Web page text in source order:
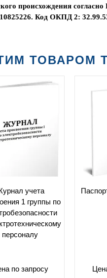
происхождения
Код ОКПД 2:
ТОВАРОМ
учета
1 группы по
персоналу
по запросу